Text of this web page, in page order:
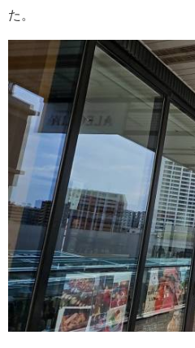
た。